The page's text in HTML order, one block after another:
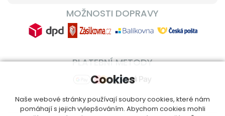
MOŽNOSTI DOPRAVY
PLATEBNÍ METODY
Cookies
Naše webové stránky používají soubory cookies, které nám
pomáhají s jejich vylepšováním. Abychom cookies mohli